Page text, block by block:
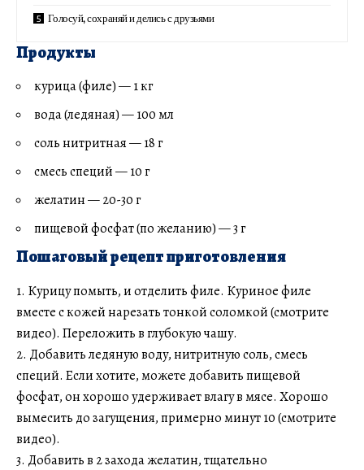
Голосуй, сохраняй и делись с друзьями
Продукты
курица (филе) — 1 кг
вода (ледяная) — 100 мл
соль нитритная — 18 г
смесь специй — 10 г
желатин — 20-30 г
пищевой фосфат (по желанию) — 3 г
Пошаговый рецепт приготовления
1. Курицу помыть, и отделить филе. Куриное филе
вместе с кожей нарезать тонкой соломкой (смотрите
видео). Переложить в глубокую чашу.
2. Добавить ледяную воду, нитритную соль, смесь
специй. Если хотите, можете добавить пищевой
фосфат, он хорошо удерживает влагу в мясе. Хорошо
вымесить до загущения, примерно минут 10 (смотрите
видео).
3. Добавить в 2 захода желатин, тщательно